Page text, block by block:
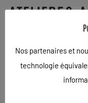
ATELIER52-
Nos partenaires et
technologie